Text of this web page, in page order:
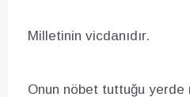
Milletinin vicdanıdır.
Onun nöbet tuttuğu yerde